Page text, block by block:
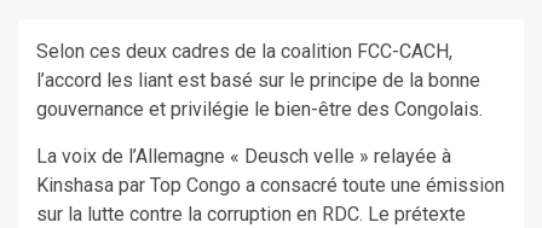
Selon ces deux cadres de la coalition FCC-CACH,
l’accord les liant est basé sur le principe de la bonne
gouvernance et privilégie le bien-être des Congolais.
La voix de l’Allemagne « Deusch velle » relayée à
Kinshasa par Top Congo a consacré toute une émission
sur la lutte contre la corruption en RDC. Le prétexte